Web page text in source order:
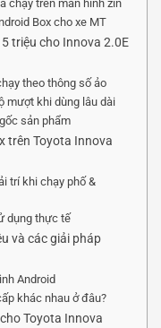
chạy trên màn hình zin
Box cho xe MT
triệu cho Innova 2.0E
theo thông số ảo
mượt khi dùng lâu dài
sản phẩm
trên Toyota Innova
trí khi chạy phố &
dụng thực tế
và các giải pháp
Android
khác nhau ở đâu?
Toyota Innova